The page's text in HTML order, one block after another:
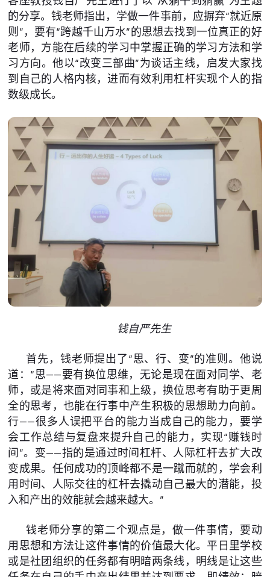
的分享。钱老师指出，学做一件事前，应摒弃“就近原
则”，要有“跨越千山万水”的思想去找到一位真正的好
老师，方能在后续的学习中掌握正确的学习方法和学
习方向。他以“改变三部曲”为谈话主线，启发大家找
到自己的人格内核，进而有效利用杠杆实现个人的指
数级成长。
钱自严先生
首先，钱老师提出了“思、行、变”的准则。他说
道：“思——要有换位思维，无论是现在面对同学、老
师，或是将来面对同事和上级，换位思考有助于更周
全的思考，也能在行事中产生积极的思想助力向前。
行——很多人误把平台的能力当成自己的能力，要学
会工作总结与复盘来提升自己的能力，实现“赚钱时
间”。变——指的是通过时间杠杆、人际杠杆去扩大改
变成果。任何成功的顶峰都不是一蹴而就的，学会利
用时间、人际交往的杠杆去撬动自己最大的潜能，投
入和产出的效能就会越来越大。”
钱老师分享的第二个观点是，做一件事情，要动
用思想和方法让这件事情的价值最大化。平日里学校
或是社团组织的任务都有明暗两条线，明线是让这些